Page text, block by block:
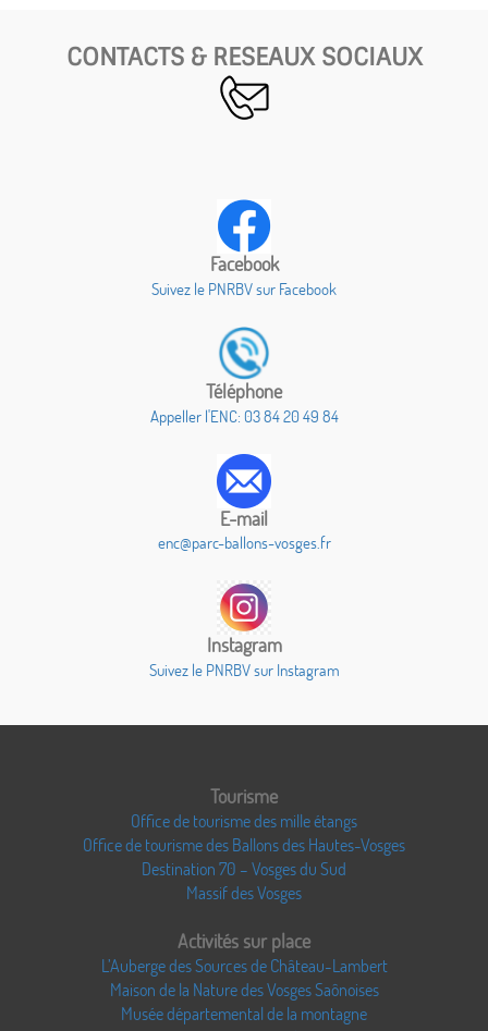
CONTACTS & RESEAUX SOCIAUX
Facebook
Suivez le PNRBV sur Facebook
Téléphone
Appeller l'ENC: 03 84 20 49 84
E-mail
enc@parc-ballons-vosges.fr
Instagram
Suivez le PNRBV sur Instagram
Tourisme
Office de tourisme des mille étangs
Office de tourisme des Ballons des Hautes-Vosges
Destination 70 – Vosges du Sud
Massif des Vosges
Activités sur place
L’Auberge des Sources de Château-Lambert
Maison de la Nature des Vosges Saônoises
Musée départemental de la montagne